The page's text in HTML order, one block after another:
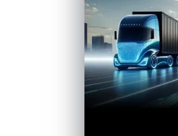
図：VicOne「xCarbon」とエレ
■製品の特長
の車載侵入検